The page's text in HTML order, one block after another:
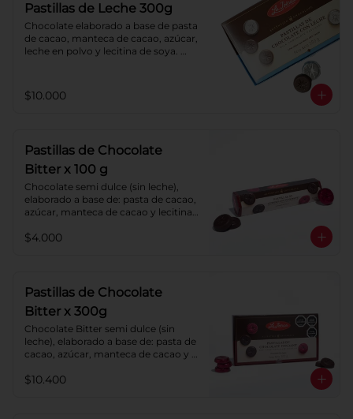
Pastillas de Leche 300g
Chocolate elaborado a base de pasta
de cacao, manteca de cacao, azúcar,
leche en polvo y lecitina de soya.
$10.000
Pastillas de Chocolate
Bitter x 100 g
Chocolate semi dulce (sin leche),
elaborado a base de: pasta de cacao,
azúcar, manteca de cacao y lecitina
$4.000
Pastillas de Chocolate
Bitter x 300g
Chocolate Bitter semi dulce (sin
leche), elaborado a base de: pasta de
cacao, azúcar, manteca de cacao y
cacao: 52%.
$10.400